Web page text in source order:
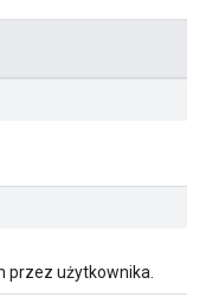
przez użytkownika.